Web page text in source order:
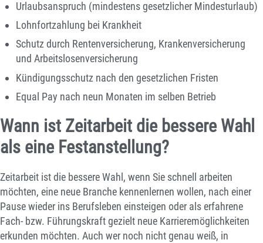
Urlaubsanspruch (mindestens gesetzlicher Mindesturlaub)
Lohnfortzahlung bei Krankheit
Schutz durch Rentenversicherung, Krankenversicherung
und Arbeitslosenversicherung
Kündigungsschutz nach den gesetzlichen Fristen
Equal Pay nach neun Monaten im selben Betrieb
Wann ist Zeitarbeit die bessere Wahl
als eine Festanstellung?
Zeitarbeit ist die bessere Wahl, wenn Sie schnell arbeiten
möchten, eine neue Branche kennenlernen wollen, nach einer
Pause wieder ins Berufsleben einsteigen oder als erfahrene
Fach- bzw. Führungskraft gezielt neue Karrieremöglichkeiten
erkunden möchten. Auch wer noch nicht genau weiß, in